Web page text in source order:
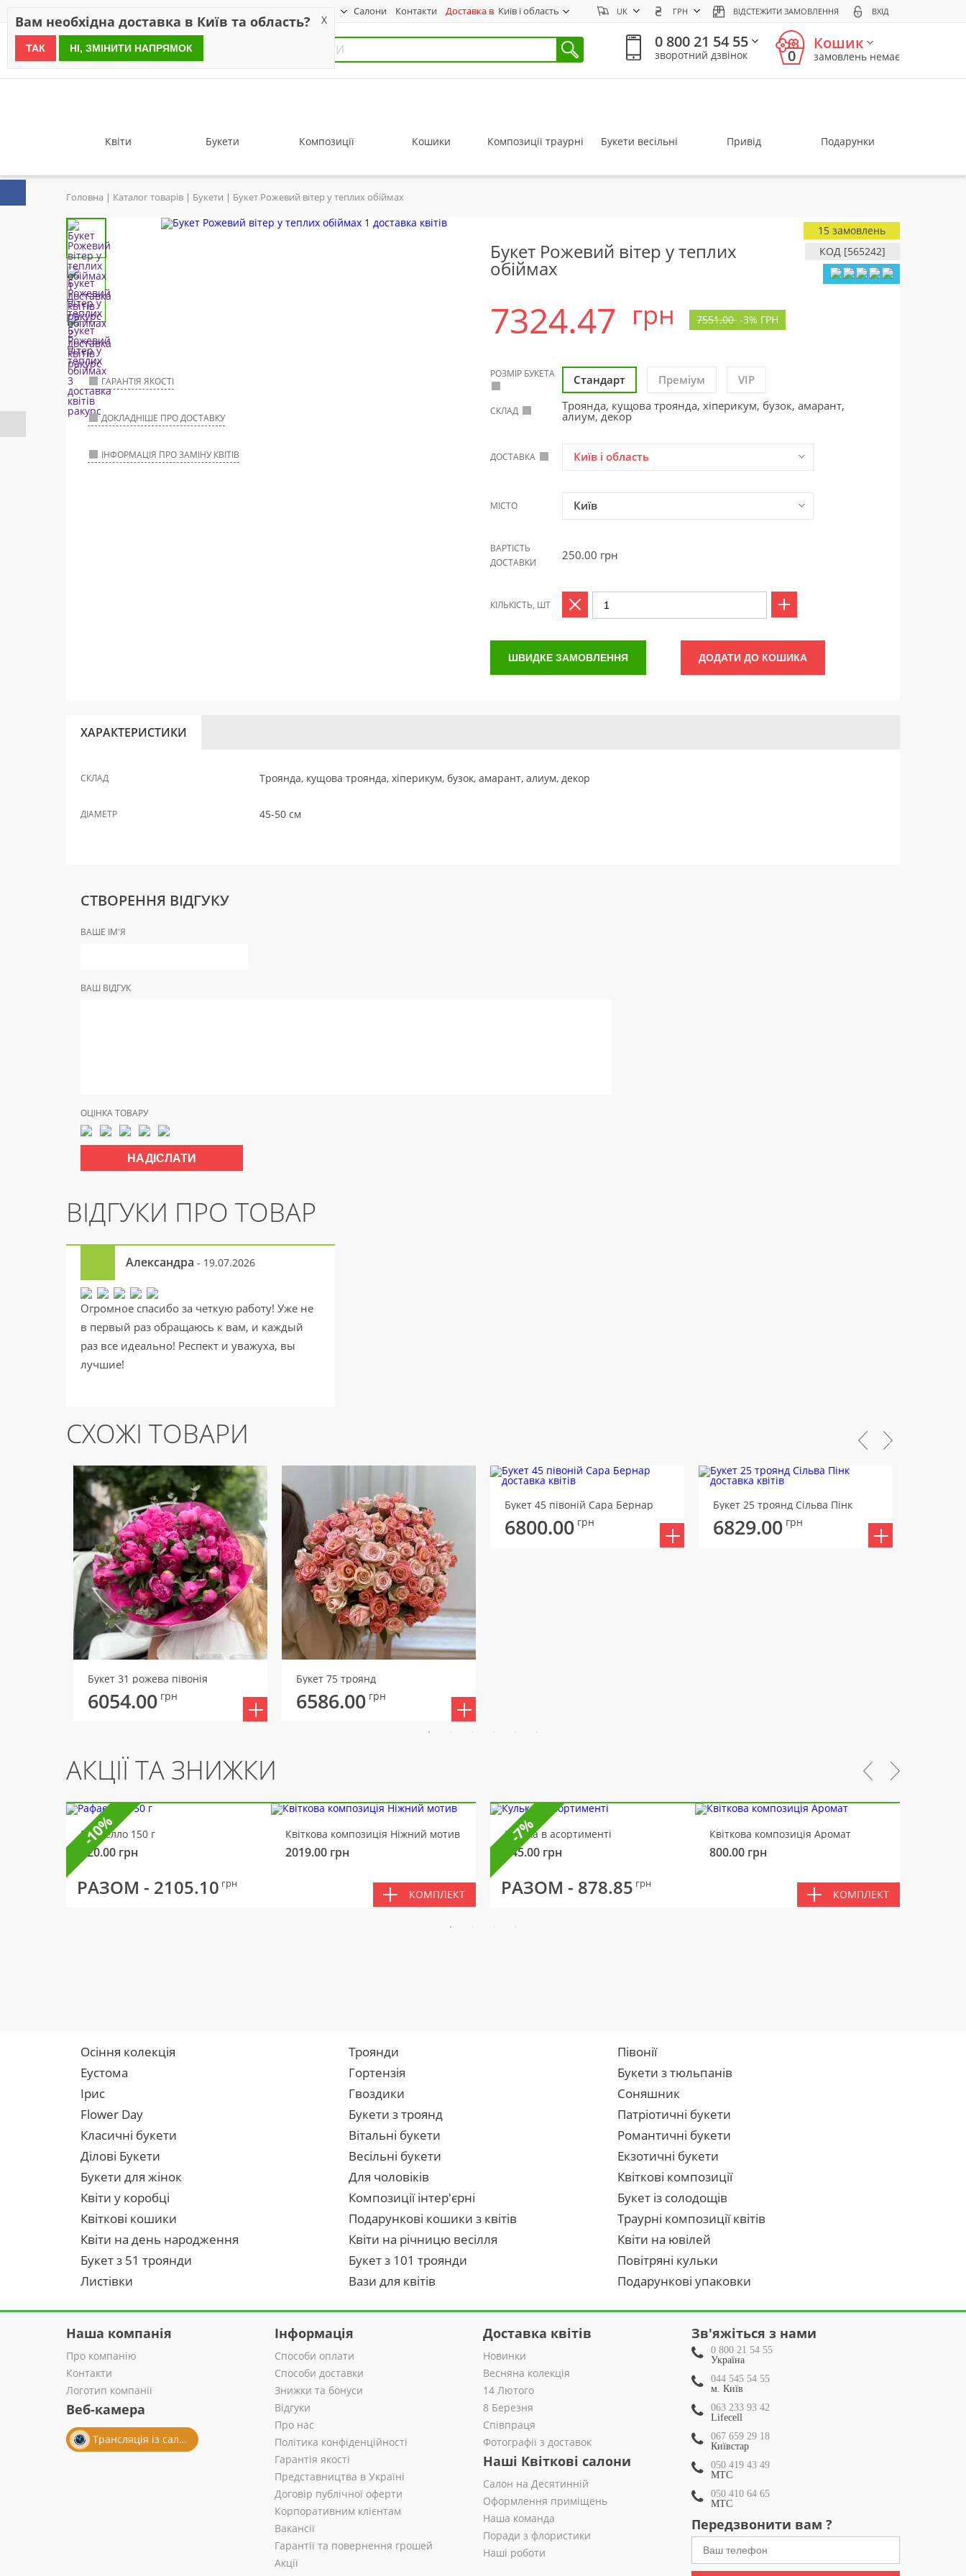
Салони Контакти Доставка в Київ і область UK ГРН ВІДСТЕЖИТИ ЗАМОВЛЕННЯ ВХІД
since 1999
0 800 21 54 55
зворотний дзвінок 0
Кошик
замовлень немає
Квіти Букети Композиції Кошики Композиції траурні Букети весільні Привід Подарунки
Головна Каталог товарів Букети Букет Рожевий вітер у теплих обіймах
ГАРАНТІЯ ЯКОСТІ
ДОКЛАДНІШЕ ПРО ДОСТАВКУ
ІНФОРМАЦІЯ ПРО ЗАМІНУ КВІТІВ
Букет Рожевий вітер у теплих
обіймах
КОД [565242]
15 замовлень
7324.47 грн 7551.00 -3% ГРН
РОЗМІР БУКЕТА Стандарт Преміум VIP
СКЛАД Троянда, кущова троянда, хіперикум, бузок, амарант,
алиум, декор
ДОСТАВКА Київ і область
МІСТО Київ
ВАРТІСТЬ
ДОСТАВКИ
250.00 грн
КІЛЬКІСТЬ, ШТ
ШВИДКЕ ЗАМОВЛЕННЯ ДОДАТИ ДО КОШИКА
ХАРАКТЕРИСТИКИ
СКЛАД Троянда, кущова троянда, хіперикум, бузок, амарант, алиум, декор
ДІАМЕТР 45-50 см
СТВОРЕННЯ ВІДГУКУ
ВАШЕ ІМ'Я
ВАШ ВІДГУК
ОЦІНКА ТОВАРУ
ВІДГУКИ ПРО ТОВАР
Александра - 19.07.2026
Огромное спасибо за четкую работу! Уже не
в первый раз обращаюсь к вам, и каждый
раз все идеально! Респект и уважуха, вы
лучшие!
СХОЖІ ТОВАРИ
Букет 31 рожева півонія
6054.00 грн
Букет 75 троянд
6586.00 грн
Букет 45 півоній Сара Бернар
6800.00 грн
Букет 25 троянд Сільва Пінк
6829.00 грн
АКЦІЇ ТА ЗНИЖКИ
Рафаелло 150 г
320.00 грн
Квіткова композиція Ніжний мотив
2019.00 грн
РАЗОМ - 2105.10 грн
КОМПЛЕКТ
-10% Кулька в асортименті
145.00 грн
Квіткова композиція Аромат
800.00 грн
РАЗОМ - 878.85 грн
КОМПЛЕКТ
-7%
Осіння колекція Троянди
Півонії
Еустома
Гортензія
Букети з тюльпанів
Ірис
Гвоздики
Соняшник
Flower Day
Букети з троянд
Патріотичні букети
Класичні букети
Вітальні букети
Романтичні букети
Ділові Букети
Весільні букети
Екзотичні букети
Букети для жінок
Для чоловіків
Квіткові композиції
Квіти у коробці
Композиції інтер'єрні
Букет із солодощів
Квіткові кошики
Подарункові кошики з квітів
Траурні композиції квітів
Квіти на день народження
Квіти на річницю весілля
Квіти на ювілей
Букет з 51 троянди
Букет з 101 троянди
Повітряні кульки
Листівки
Вази для квітів Подарункові упаковки
Наша компанія
Про компанію
Контакти
Логотип компанії
Веб-камера
Трансляція із салону
Інформація
Способи оплати
Способи доставки
Знижки та бонуси
Відгуки
Про нас
Політика конфіденційності
Гарантія якості
Представництва в Україні
Договір публічної оферти
Корпоративним клієнтам
Вакансії
Гарантії та повернення грошей
Акції
Доставка квітів
Новинки
Весняна колекція
14 Лютого
8 Березня
Співпраця
Фотографії з доставок
Наші Квіткові салони
Салон на Десятинній
Оформлення приміщень
Наша команда
Поради з флористики
Наші роботи
Зв'яжіться з нами
0 800 21 54 55
Україна
044 545 54 55
м. Київ
063 233 93 42
Lifecell
067 659 29 18
Київстар
050 419 43 49
МТС
050 410 64 65
МТС
Передзвонити вам ?
Вам необхідна доставка в Київ та область? X
ТАК НІ, ЗМІНИТИ НАПРЯМОК